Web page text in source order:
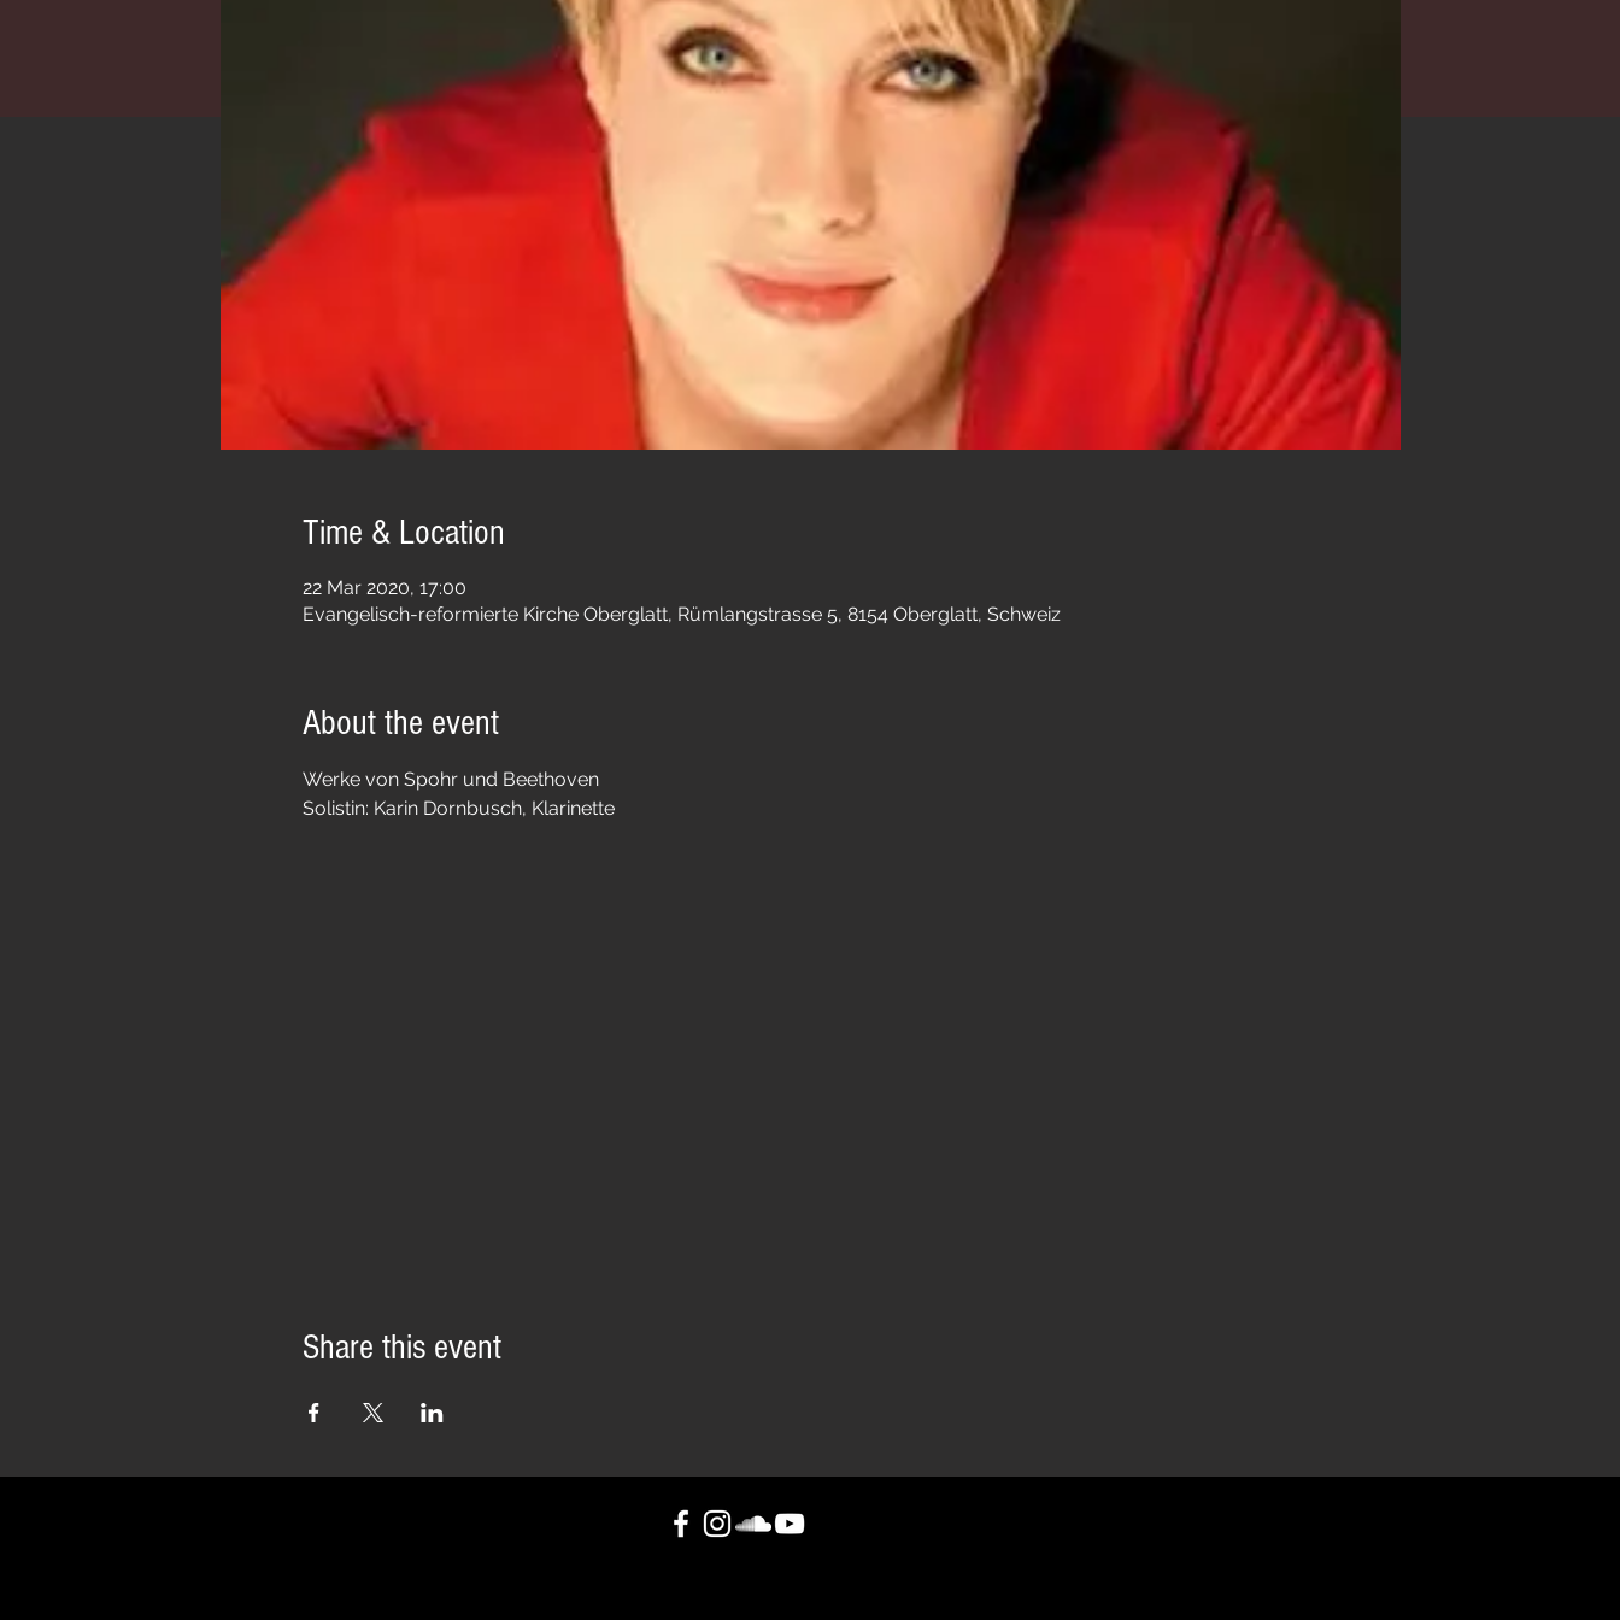
Time & Location
22 Mar 2020, 17:00
Evangelisch-reformierte Kirche Oberglatt, Rümlangstrasse 5, 8154 Oberglatt, Schweiz
About the event
Werke von Spohr und Beethoven
Solistin: Karin Dornbusch, Klarinette
Share this event